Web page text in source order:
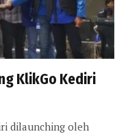
KlikGo Kediri
dilaunching oleh